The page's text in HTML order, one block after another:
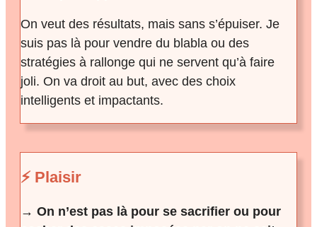
On veut des résultats, mais sans s’épuiser. Je
suis pas là pour vendre du blabla ou des
stratégies à rallonge qui ne servent qu’à faire
joli. On va droit au but, avec des choix
intelligents et impactants.
⚡ Plaisir
→ On n’est pas là pour se sacrifier ou pour